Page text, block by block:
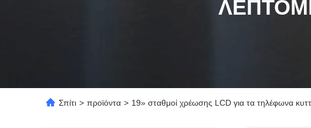
Σπίτι > προϊόντα > 19» σταθμοί χρέωσης LCD για τα τηλέφωνα